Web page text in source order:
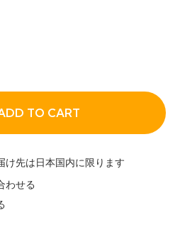
TO CART
け先は日本国内に限ります
わせる